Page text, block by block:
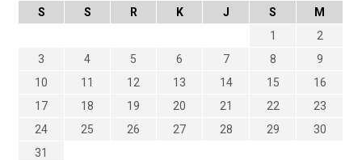
S
S R K J S
M
1
2
3
4 5 6 7 8
9
10
11 12 13 14 15
16
17
18 19 20 21 22
23
24
25 26 27 28 29
30
31